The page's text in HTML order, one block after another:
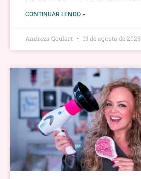
CONTINUAR LENDO »
Andreza Goulart 13 de agosto de 2025